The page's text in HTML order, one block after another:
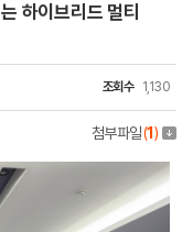
하이브리드 멀티
조회수 1,130
첨부파일(1 )